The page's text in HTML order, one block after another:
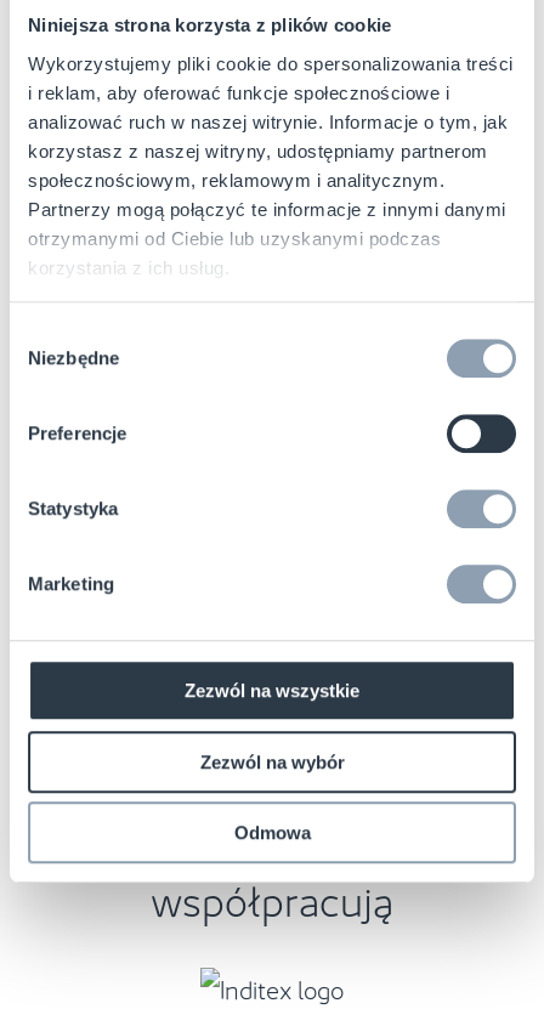
Niniejsza strona korzysta z plików cookie
Wykorzystujemy pliki cookie do spersonalizowania treści
i reklam, aby oferować funkcje społecznościowe i
analizować ruch w naszej witrynie. Informacje o tym, jak
korzystasz z naszej witryny, udostępniamy partnerom
społecznościowym, reklamowym i analitycznym.
Partnerzy mogą połączyć te informacje z innymi danymi
otrzymanymi od Ciebie lub uzyskanymi podczas
korzystania z ich usług.
zgody
Niezbędne
Preferencje
Statystyka
Marketing
Zezwól na wszystkie
Zezwól na wybór
Odmowa
w oznaczaniu produktów etykietami RF
u źródła oraz dysponujemy globalną siecią
placówek produkcyjnych dostarczających
etykiety bezpośrednio producentom odzieży.
Całą zdobytą do tej pory wiedzę
wykorzystaliśmy, aby opracować najlepszy
program znakowania źródłowego
z wykorzystaniem naszych etykiet
i znaczników RFID.
Dodanie inteligentnych etykiet do Twojej
gamy produktów jest teraz łatwiejsze niż
kiedykolwiek wcześniej. Dzięki temu Twoje
produkty od samego początku mogą być
źródłem szczegółowych informacji
zapewniających wgląd w funkcjonowanie
KTO JUŻ NAS WYBRAŁ
Firmy, które z nami
współpracują